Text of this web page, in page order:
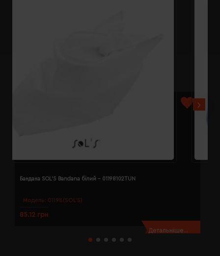
Модель: 01198(SOL’S)
Бандана SOL'S Bandana білий - 01198102TUN
85.12 грн
Детальніше...